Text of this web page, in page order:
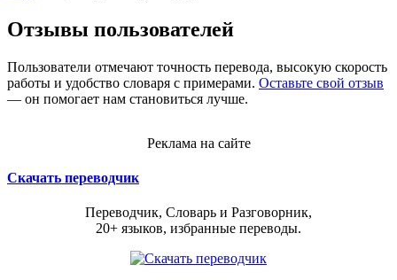
Отзывы пользователей
Пользователи отмечают точность перевода, высокую скорость
работы и удобство словаря с примерами. Оставьте свой отзыв
— он помогает нам становиться лучше.
Реклама на сайте
Скачать переводчик
Переводчик, Словарь и Разговорник,
20+ языков, избранные переводы.